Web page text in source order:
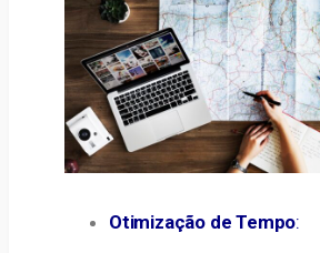
Otimização de Tempo: